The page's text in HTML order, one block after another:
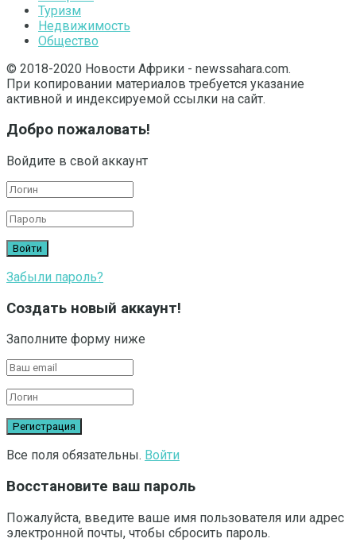
Туризм
Недвижимость
Общество
© 2018-2020 Новости Африки - newssahara.com.
При копировании материалов требуется указание
активной и индексируемой ссылки на сайт.
Добро пожаловать!
Войдите в свой аккаунт
Забыли пароль?
Создать новый аккаунт!
Заполните форму ниже
Все поля обязательны. Войти
Восстановите ваш пароль
Пожалуйста, введите ваше имя пользователя или адрес
электронной почты, чтобы сбросить пароль.